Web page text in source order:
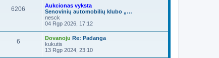
6206
Aukcionas vyksta
Senovinių automobilių klubo „…
nesck
04 Rgp 2026, 17:12
6 Dovanoju Re: Padanga
kukutis
13 Rgp 2024, 23:10